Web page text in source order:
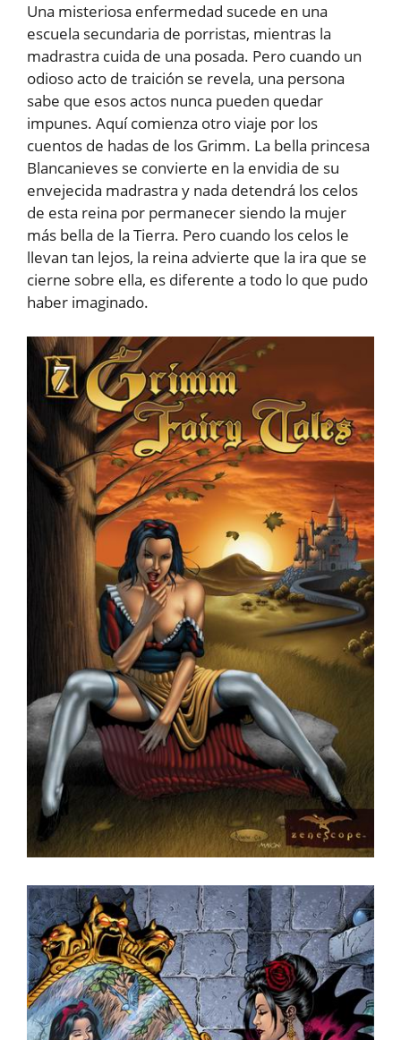
Una misteriosa enfermedad sucede en una
escuela secundaria de porristas, mientras la
madrastra cuida de una posada. Pero cuando un
odioso acto de traición se revela, una persona
sabe que esos actos nunca pueden quedar
impunes. Aquí comienza otro viaje por los
cuentos de hadas de los Grimm. La bella princesa
Blancanieves se convierte en la envidia de su
envejecida madrastra y nada detendrá los celos
de esta reina por permanecer siendo la mujer
más bella de la Tierra. Pero cuando los celos le
llevan tan lejos, la reina advierte que la ira que se
cierne sobre ella, es diferente a todo lo que pudo
haber imaginado.